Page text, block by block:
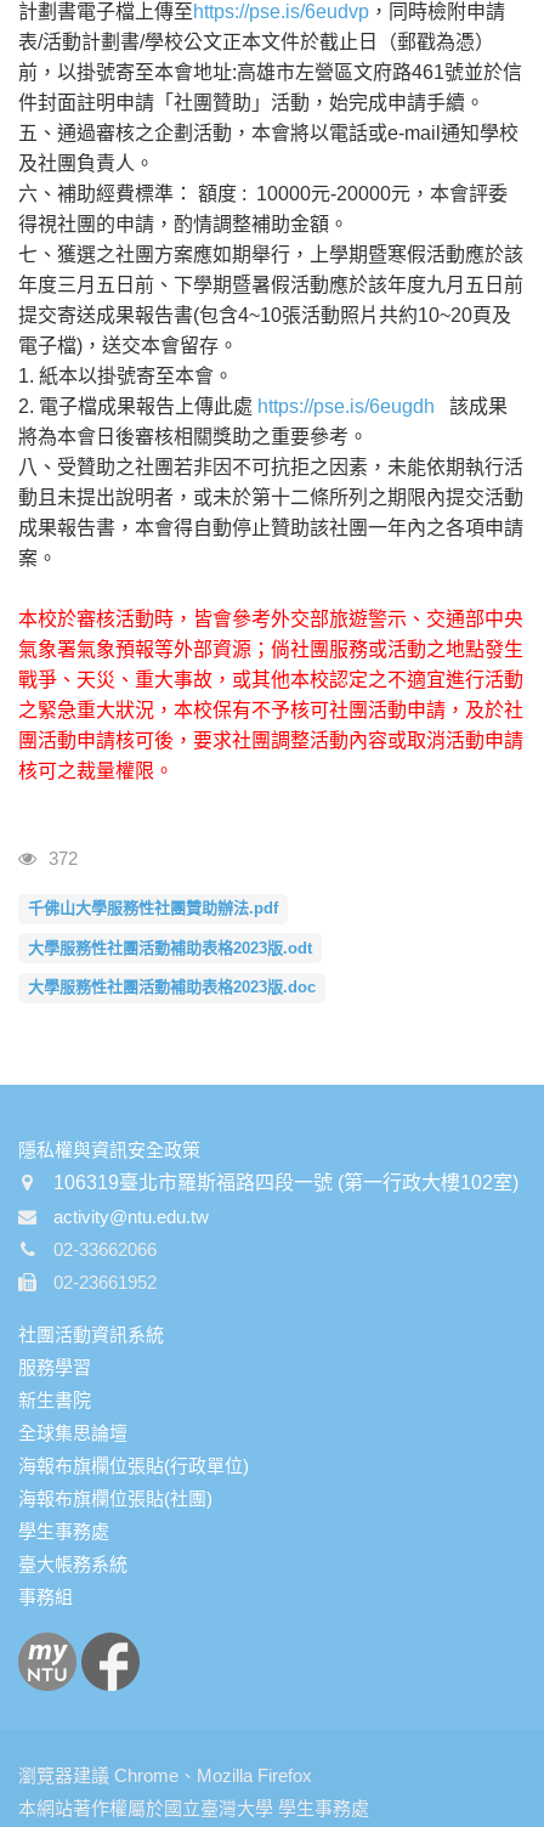
計劃書電子檔上傳至https://pse.is/6eudvp ，同時檢附申請
表/活動計劃書/學校公文正本文件於截止日（郵戳為憑）
前，以掛號寄至本會地址:高雄市左營區文府路461號並於信
件封面註明申請「社團贊助」活動，始完成申請手續。
五、通過審核之企劃活動，本會將以電話或e-mail通知學校
及社團負責人。
六、補助經費標準： 額度 : 10000元-20000元，本會評委
得視社團的申請，酌情調整補助金額。
七、獲選之社團方案應如期舉行，上學期暨寒假活動應於該
年度三月五日前、下學期暨暑假活動應於該年度九月五日前
提交寄送成果報告書(包含4~10張活動照片共約10~20頁及
電子檔)，送交本會留存。
1. 紙本以掛號寄至本會。
2. 電子檔成果報告上傳此處 https://pse.is/6eugdh 該成果
將為本會日後審核相關獎助之重要參考。
八、受贊助之社團若非因不可抗拒之因素，未能依期執行活
動且未提出說明者，或未於第十二條所列之期限內提交活動
成果報告書，本會得自動停止贊助該社團一年內之各項申請
案。
本校於審核活動時，皆會參考外交部旅遊警示、交通部中央
氣象署氣象預報等外部資源；倘社團服務或活動之地點發生
戰爭、天災、重大事故，或其他本校認定之不適宜進行活動
之緊急重大狀況，本校保有不予核可社團活動申請，及於社
團活動申請核可後，要求社團調整活動內容或取消活動申請
核可之裁量權限。
瀏覽人次
372
千佛山大學服務性社團贊助辦法.pdf
大學服務性社團活動補助表格2023版.odt
大學服務性社團活動補助表格2023版.doc
:::
隱私權與資訊安全政策
106319臺北市羅斯福路四段一號 (第一行政大樓102室)
activity@ntu.edu.tw
02-33662066
02-23661952
社團活動資訊系統
服務學習
新生書院
全球集思論壇
海報布旗欄位張貼(行政單位)
海報布旗欄位張貼(社團)
學生事務處
臺大帳務系統
事務組
瀏覽器建議 Chrome、Mozilla Firefox
本網站著作權屬於國立臺灣大學 學生事務處